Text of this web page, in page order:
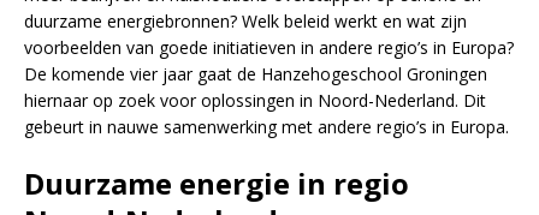
duurzame energiebronnen? Welk beleid werkt en wat zijn
voorbeelden van goede initiatieven in andere regio’s in Europa?
De komende vier jaar gaat de Hanzehogeschool Groningen
hiernaar op zoek voor oplossingen in Noord-Nederland. Dit
gebeurt in nauwe samenwerking met andere regio’s in Europa.
Duurzame energie in regio